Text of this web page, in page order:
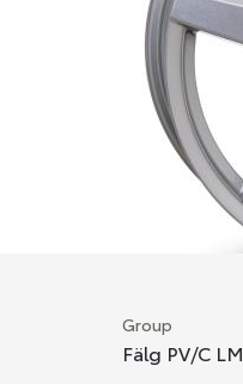
Group
Fälg PV/C LM